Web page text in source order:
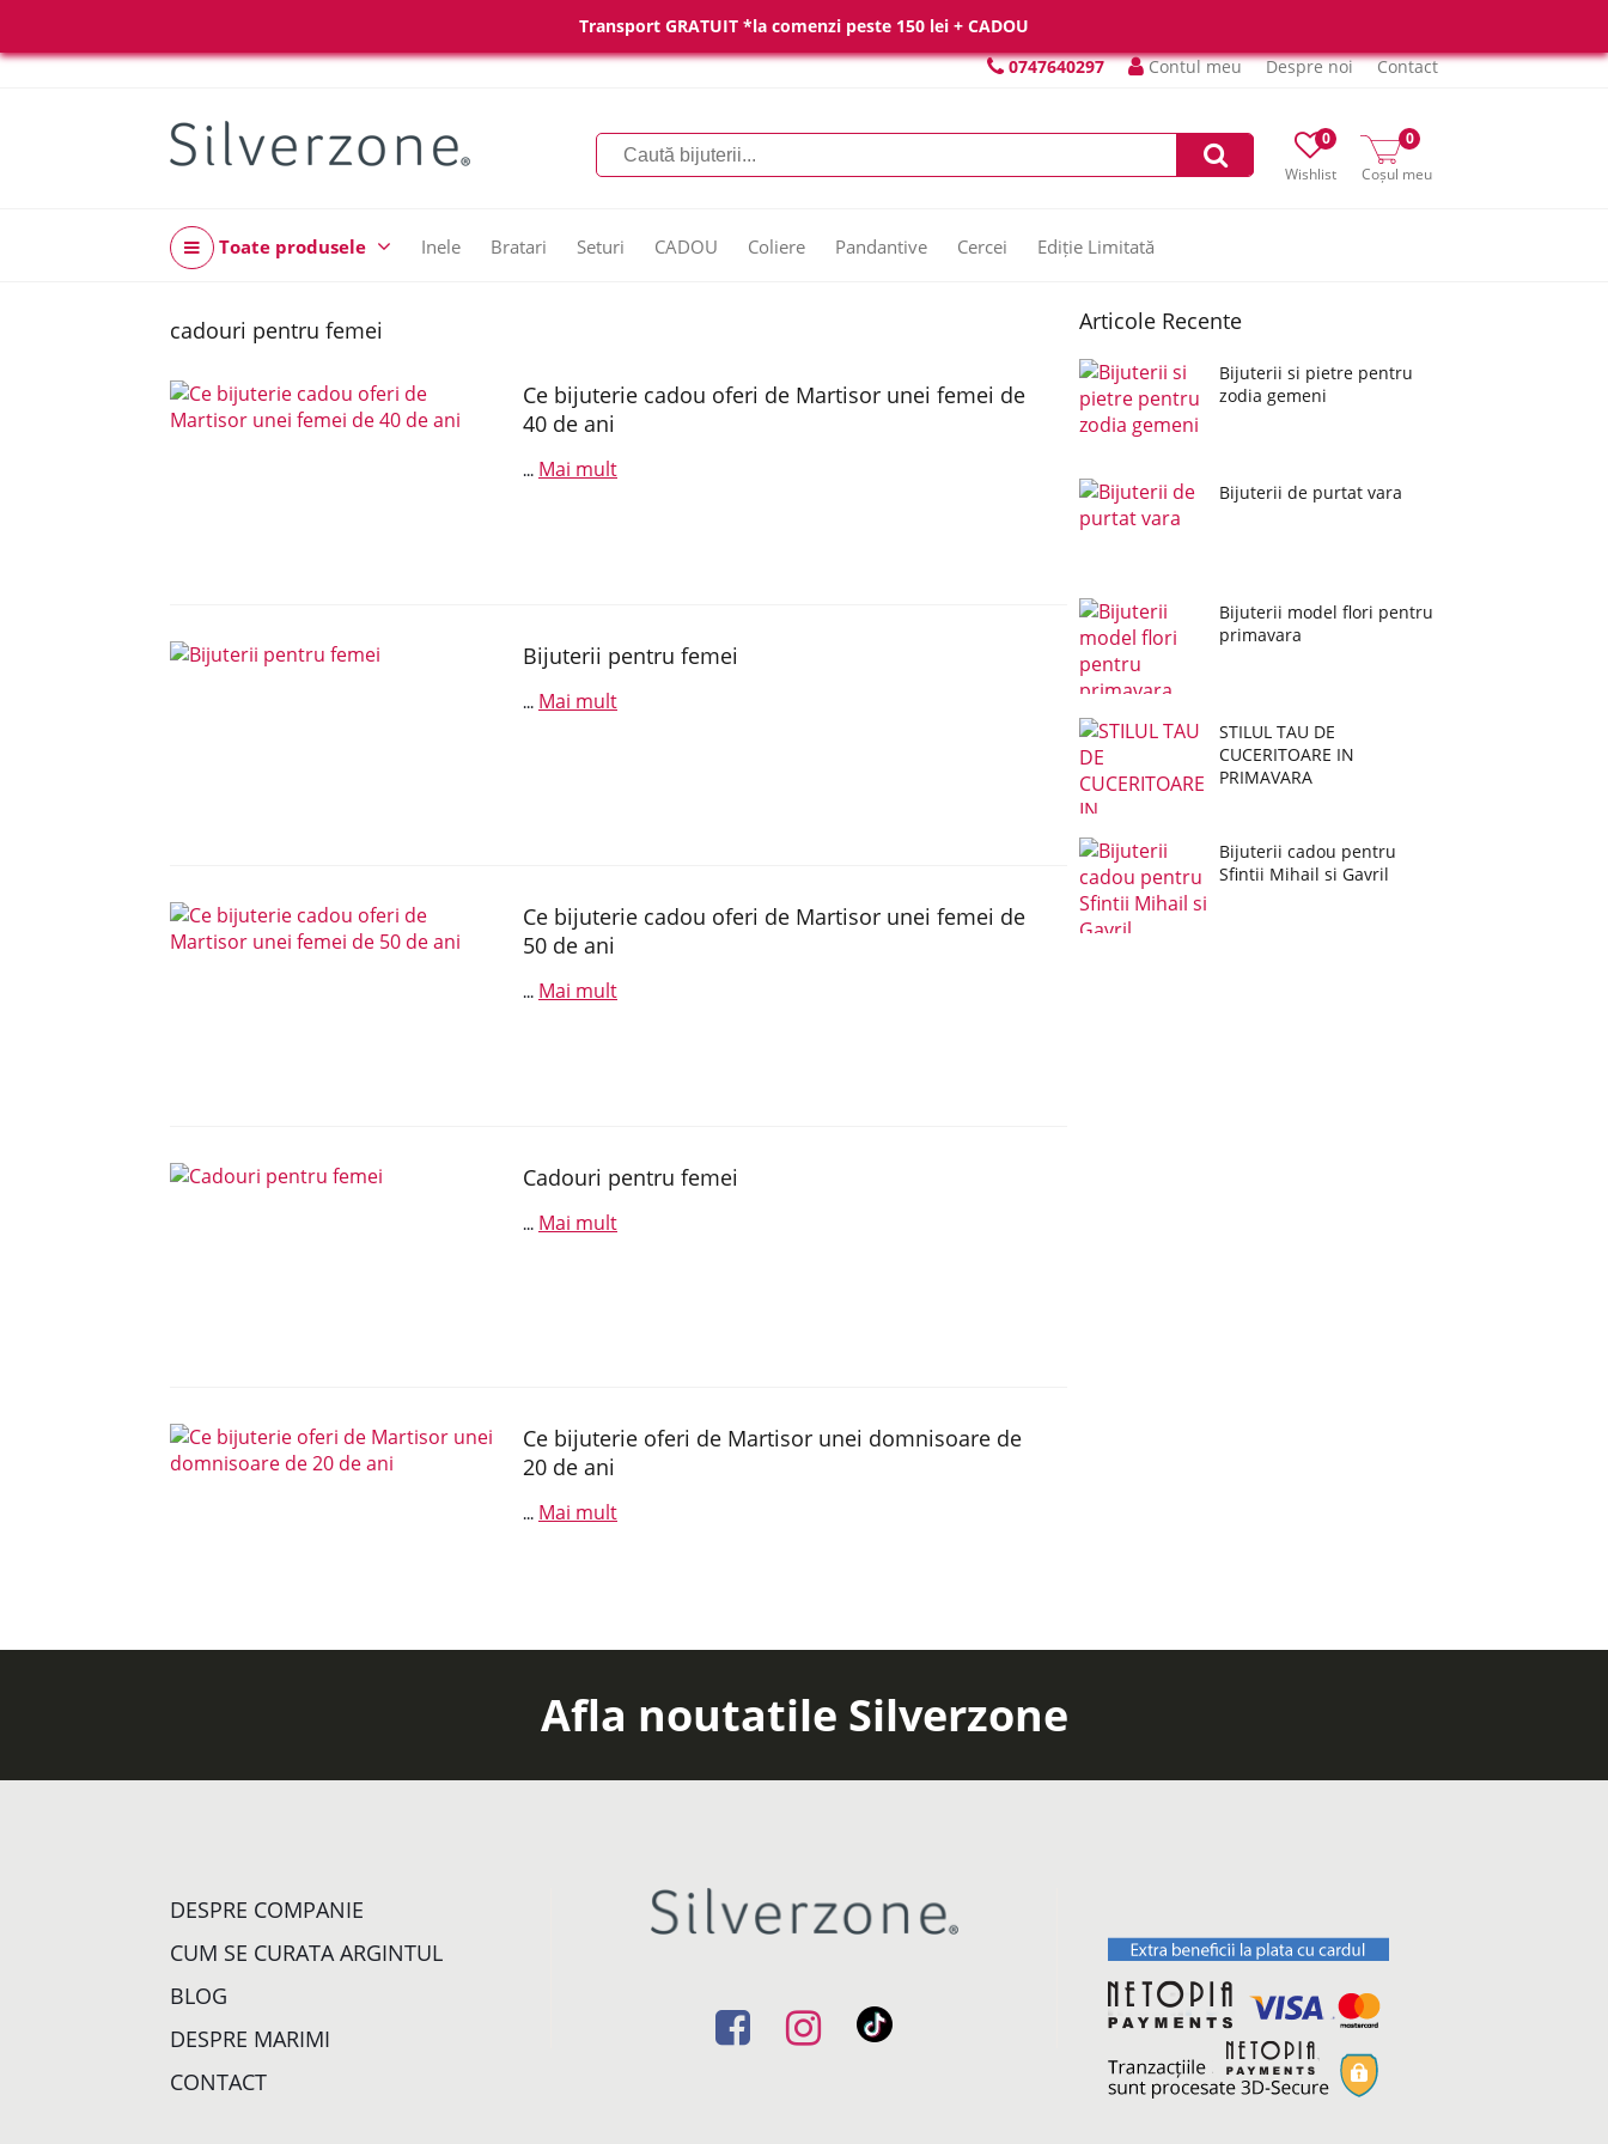
Transport GRATUIT *la comenzi peste 150 lei + CADOU
0747640297
Contul meu Despre noi Contact
Wishlist
0
Coșul meu
0
Toate produsele Inele Bratari Seturi CADOU Coliere Pandantive Cercei Ediție Limitată
cadouri pentru femei
Ce bijuterie cadou oferi de Martisor unei femei de
40 de ani
... Mai mult
Bijuterii pentru femei
... Mai mult
Ce bijuterie cadou oferi de Martisor unei femei de
50 de ani
... Mai mult
Cadouri pentru femei
... Mai mult
Ce bijuterie oferi de Martisor unei domnisoare de
20 de ani
... Mai mult
Articole Recente
Bijuterii si pietre pentru
zodia gemeni
Bijuterii de purtat vara
Bijuterii model flori pentru
primavara
STILUL TAU DE
CUCERITOARE IN
PRIMAVARA
Bijuterii cadou pentru
Sfintii Mihail si Gavril
Afla noutatile Silverzone
DESPRE COMPANIE
CUM SE CURATA ARGINTUL
BLOG
DESPRE MARIMI
CONTACT